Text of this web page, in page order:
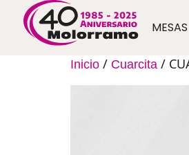
MESAS
Inicio / Cuarcita /